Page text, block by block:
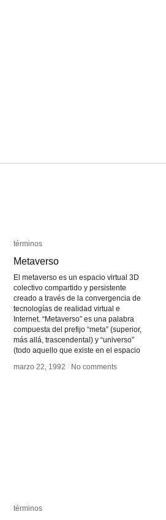
términos
Metaverso
El metaverso es un espacio virtual 3D
colectivo compartido y persistente
creado a través de la convergencia de
tecnologías de realidad virtual e
Internet. “Metaverso” es una palabra
compuesta del prefijo “meta” (superior,
más allá, trascendental) y “universo”
(todo aquello que existe en el espacio
marzo 22, 1992 / No comments
términos
Metaverso
marzo 22, 1992 / No comments
términos
términos